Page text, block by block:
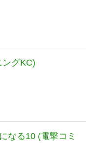
グKC)
なる10 (電撃コミ